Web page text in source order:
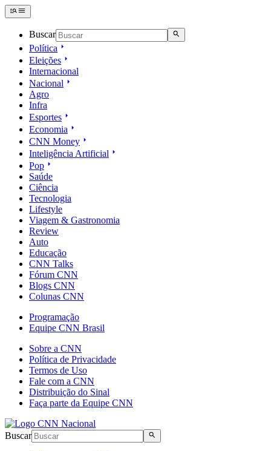
Buscar
Política
Eleições
Internacional
Nacional
Agro
Infra
Esportes
Economia
CNN Money
Inteligência Artificial
Pop
Saúde
Ciência
Tecnologia
Lifestyle
Viagem & Gastronomia
Review
Auto
Educação
CNN Talks
Fórum CNN
Blogs CNN
Colunas CNN
Programação
Equipe CNN Brasil
Sobre a CNN
Política de Privacidade
Termos de Uso
Fale com a CNN
Distribuição do Sinal
Faça parte da Equipe CNN
Buscar